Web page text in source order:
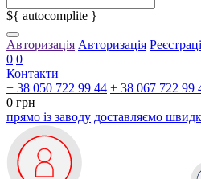
${ autocomplite }
Авторизація Авторизація
0 0
Контакти
+ 38 050 722 99 44 + 38 067 722 99
0 грн
прямо із заводу доставляємо